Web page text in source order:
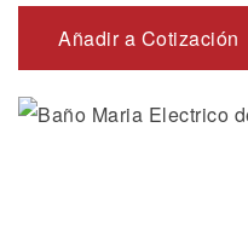
Añadir a Cotización